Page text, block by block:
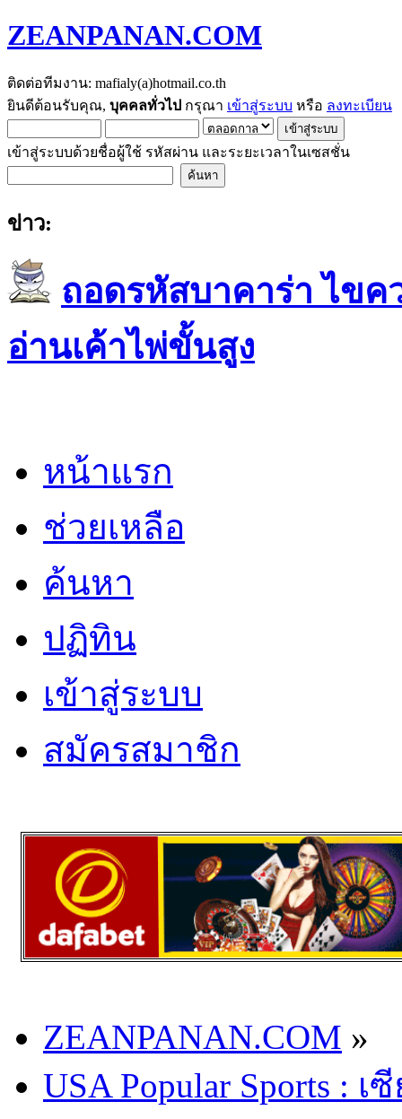
ZEANPANAN.COM
ติดต่อทีมงาน: mafialy(a)hotmail.co.th
ยินดีต้อนรับคุณ, บุคคลทั่วไป กรุณา เข้าสู่ระบบ หรือ ลงทะเบียน
เข้าสู่ระบบด้วยชื่อผู้ใช้ รหัสผ่าน และระยะเวลาในเซสชั่น
ข่าว:
ถอดรหัสบาคาร่า ไขค
อ่านเค้าไพ่ขั้นสูง
หน้าแรก
ช่วยเหลือ
ค้นหา
ปฏิทิน
เข้าสู่ระบบ
สมัครสมาชิก
ZEANPANAN.COM »
USA Popular Sports :